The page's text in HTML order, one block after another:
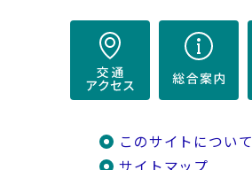
このサイトについて